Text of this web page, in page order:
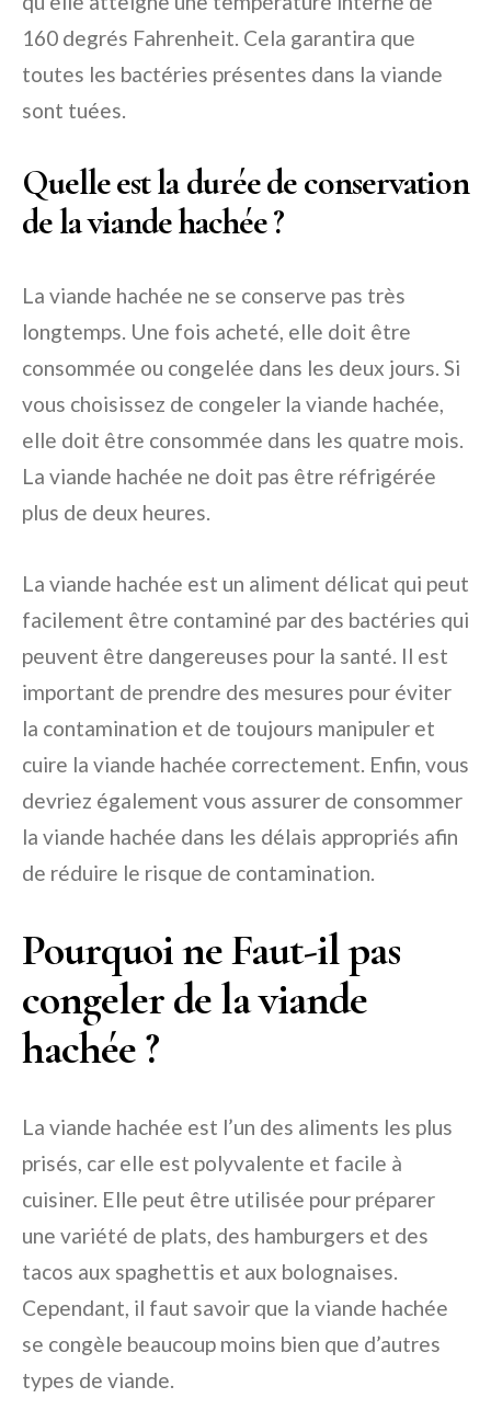
160 degrés Fahrenheit. Cela garantira que
toutes les bactéries présentes dans la viande
sont tuées.
Quelle est la durée de conservation
de la viande hachée ?
La viande hachée ne se conserve pas très
longtemps. Une fois acheté, elle doit être
consommée ou congelée dans les deux jours. Si
vous choisissez de congeler la viande hachée,
elle doit être consommée dans les quatre mois.
La viande hachée ne doit pas être réfrigérée
plus de deux heures.
La viande hachée est un aliment délicat qui peut
facilement être contaminé par des bactéries qui
peuvent être dangereuses pour la santé. Il est
important de prendre des mesures pour éviter
la contamination et de toujours manipuler et
cuire la viande hachée correctement. Enfin, vous
devriez également vous assurer de consommer
la viande hachée dans les délais appropriés afin
de réduire le risque de contamination.
Pourquoi ne Faut-il pas
congeler de la viande
hachée ?
La viande hachée est l’un des aliments les plus
prisés, car elle est polyvalente et facile à
cuisiner. Elle peut être utilisée pour préparer
une variété de plats, des hamburgers et des
tacos aux spaghettis et aux bolognaises.
Cependant, il faut savoir que la viande hachée
se congèle beaucoup moins bien que d’autres
types de viande.